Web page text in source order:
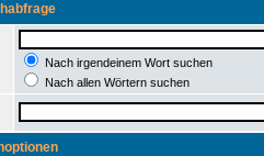
Nach irgendeinem Wort suchen
Nach allen Wörtern suchen